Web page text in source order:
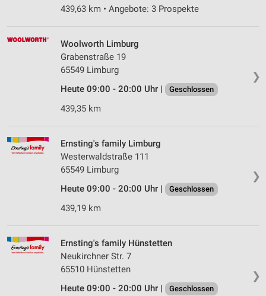
439,63 km • Angebote: 3 Prospekte
❯
Woolworth Limburg
Grabenstraße 19
65549 Limburg
Heute 09:00 - 20:00 Uhr |
Geschlossen
439,35 km
❯
Ernsting's family Limburg
Westerwaldstraße 111
65549 Limburg
Heute 09:00 - 20:00 Uhr |
Geschlossen
439,19 km
❯
Ernsting's family Hünstetten
Neukirchner Str. 7
65510 Hünstetten
Heute 09:00 - 20:00 Uhr |
Geschlossen